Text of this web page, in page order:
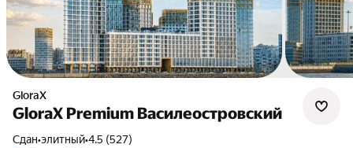
GloraX
GloraX Premium Василеостровский
Сдан•элитный•4.5 (527)